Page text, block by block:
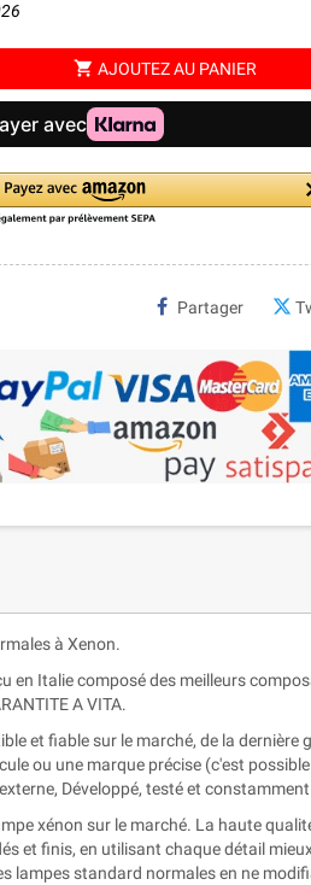
shopping_cart AJOUTEZ AU PANIER
Partager
à Xenon.
en Italie composé des meilleurs
A VITA.
et fiable sur le marché, de la dernière
ou une marque précise (c'est
Développé, testé et constamment
xénon sur le marché. La haute
et finis, en utilisant chaque détail
lampes standard normales en ne